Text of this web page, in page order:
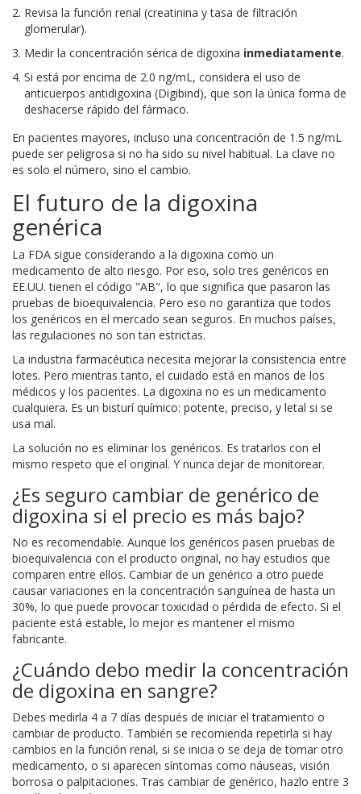
Revisa la función renal (creatinina y tasa de filtración
glomerular).
Medir la concentración sérica de digoxina inmediatamente.
Si está por encima de 2.0 ng/mL, considera el uso de
anticuerpos antidigoxina (Digibind), que son la única forma de
deshacerse rápido del fármaco.
En pacientes mayores, incluso una concentración de 1.5 ng/mL
puede ser peligrosa si no ha sido su nivel habitual. La clave no
es solo el número, sino el cambio.
El futuro de la digoxina
genérica
La FDA sigue considerando a la digoxina como un
medicamento de alto riesgo. Por eso, solo tres genéricos en
EE.UU. tienen el código "AB", lo que significa que pasaron las
pruebas de bioequivalencia. Pero eso no garantiza que todos
los genéricos en el mercado sean seguros. En muchos países,
las regulaciones no son tan estrictas.
La industria farmacéutica necesita mejorar la consistencia entre
lotes. Pero mientras tanto, el cuidado está en manos de los
médicos y los pacientes. La digoxina no es un medicamento
cualquiera. Es un bisturí químico: potente, preciso, y letal si se
usa mal.
La solución no es eliminar los genéricos. Es tratarlos con el
mismo respeto que el original. Y nunca dejar de monitorear.
¿Es seguro cambiar de genérico de
digoxina si el precio es más bajo?
No es recomendable. Aunque los genéricos pasen pruebas de
bioequivalencia con el producto original, no hay estudios que
comparen entre ellos. Cambiar de un genérico a otro puede
causar variaciones en la concentración sanguínea de hasta un
30%, lo que puede provocar toxicidad o pérdida de efecto. Si el
paciente está estable, lo mejor es mantener el mismo
fabricante.
¿Cuándo debo medir la concentración
de digoxina en sangre?
Debes medirla 4 a 7 días después de iniciar el tratamiento o
cambiar de producto. También se recomienda repetirla si hay
cambios en la función renal, si se inicia o se deja de tomar otro
medicamento, o si aparecen síntomas como náuseas, visión
borrosa o palpitaciones. Tras cambiar de genérico, hazlo entre 3